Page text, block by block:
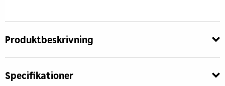
Produktbeskrivning
Specifikationer